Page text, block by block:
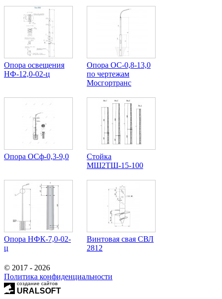
Опора освещения
НФ-12,0-02-ц
Опора ОС-0,8-13,0
по чертежам
Мосгортранс
Опора ОСф-0,3-9,0
Стойка
МШ2ТШ-15-100
Опора НФК-7,0-02-
ц
Винтовая свая СВЛ
2812
© 2017 - 2026
Политика конфиденциальности
создание сайтов
URALSOFT